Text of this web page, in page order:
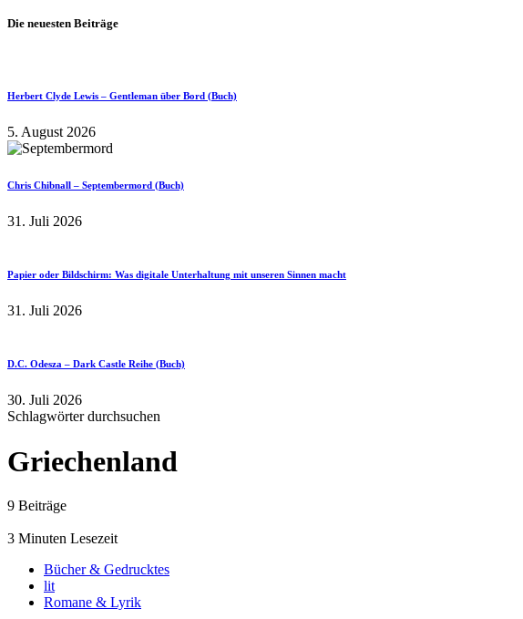
Die neuesten Beiträge
Herbert Clyde Lewis – Gentleman über Bord (Buch)
5. August 2026
Chris Chibnall – Septembermord (Buch)
31. Juli 2026
Papier oder Bildschirm: Was digitale Unterhaltung mit unseren Sinnen macht
31. Juli 2026
D.C. Odesza – Dark Castle Reihe (Buch)
30. Juli 2026
Schlagwörter durchsuchen
Griechenland
9 Beiträge
3 Minuten Lesezeit
Bücher & Gedrucktes
lit
Romane & Lyrik